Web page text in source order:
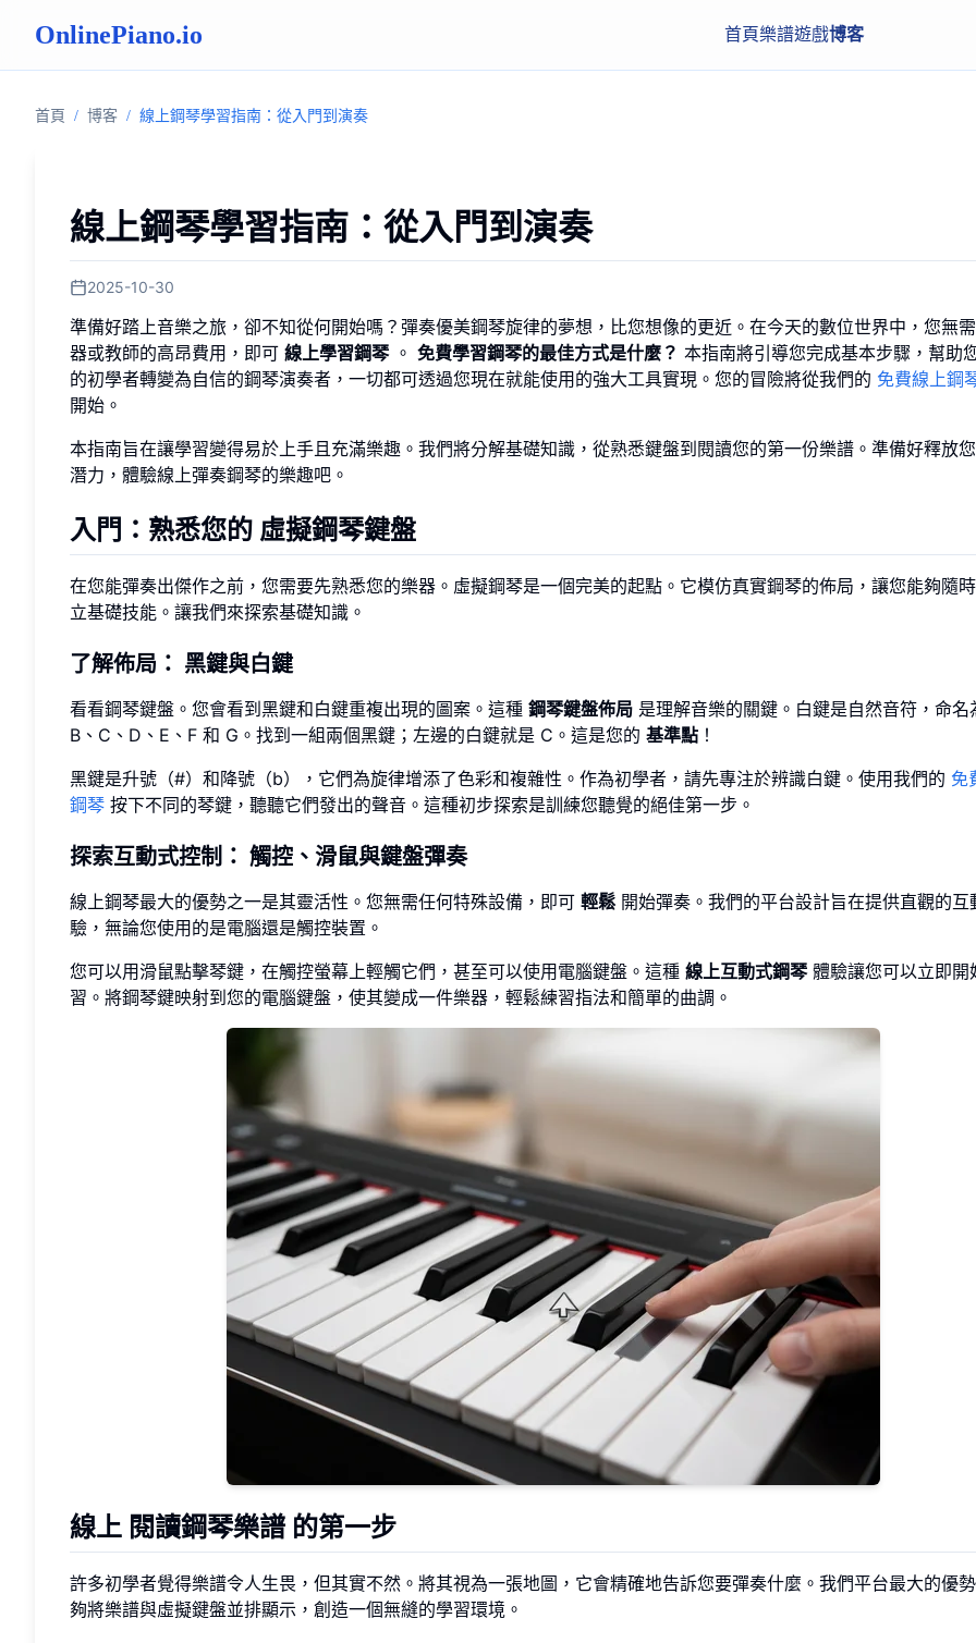
OnlinePiano.io 首頁樂譜遊戲博客
首頁 / 博客 / 線上鋼琴學習指南：從入門到演奏
線上鋼琴學習指南：從入門到演奏
2025-10-30
準備好踏上音樂之旅，卻不知從何開始嗎？彈奏優美鋼琴旋律的夢想，比您想像的更近。在今天的數位世界中，您無
器或教師的高昂費用，即可 線上學習鋼琴。 免費學習鋼琴的最佳方式是什麼？ 本指南將引導您完成基本步驟，幫助
的初學者轉變為自信的鋼琴演奏者，一切都可透過您現在就能使用的強大工具實現。您的冒險將從我們的 免費線上鋼
開始。
本指南旨在讓學習變得易於上手且充滿樂趣。我們將分解基礎知識，從熟悉鍵盤到閱讀您的第一份樂譜。準備好釋放
潛力，體驗線上彈奏鋼琴的樂趣吧。
入門：熟悉您的 虛擬鋼琴鍵盤
在您能彈奏出傑作之前，您需要先熟悉您的樂器。虛擬鋼琴是一個完美的起點。它模仿真實鋼琴的佈局，讓您能夠隨
立基礎技能。讓我們來探索基礎知識。
了解佈局： 黑鍵與白鍵
看看鋼琴鍵盤。您會看到黑鍵和白鍵重複出現的圖案。這種 鋼琴鍵盤佈局 是理解音樂的關鍵。白鍵是自然音符，命名
B、C、D、E、F 和 G。找到一組兩個黑鍵；左邊的白鍵就是 C。這是您的 基準點 ！
黑鍵是升號（#）和降號（b），它們為旋律增添了色彩和複雜性。作為初學者，請先專注於辨識白鍵。使用我們的 免
鋼琴 按下不同的琴鍵，聽聽它們發出的聲音。這種初步探索是訓練您聽覺的絕佳第一步。
探索互動式控制： 觸控、滑鼠與鍵盤彈奏
線上鋼琴最大的優勢之一是其靈活性。您無需任何特殊設備，即可 輕鬆 開始彈奏。我們的平台設計旨在提供直觀的互
驗，無論您使用的是電腦還是觸控裝置。
您可以用滑鼠點擊琴鍵，在觸控螢幕上輕觸它們，甚至可以使用電腦鍵盤。這種 線上互動式鋼琴體驗讓您可以立即開
習。將鋼琴鍵映射到您的電腦鍵盤，使其變成一件樂器，輕鬆練習指法和簡單的曲調。
線上 閱讀鋼琴樂譜 的第一步
許多初學者覺得樂譜令人生畏，但其實不然。將其視為一張地圖，它會精確地告訴您要彈奏什麼。我們平台最大的優
夠將樂譜與虛擬鍵盤並排顯示，創造一個無縫的學習環境。